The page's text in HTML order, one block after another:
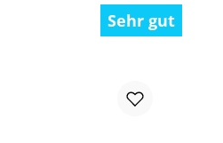
Sehr gut